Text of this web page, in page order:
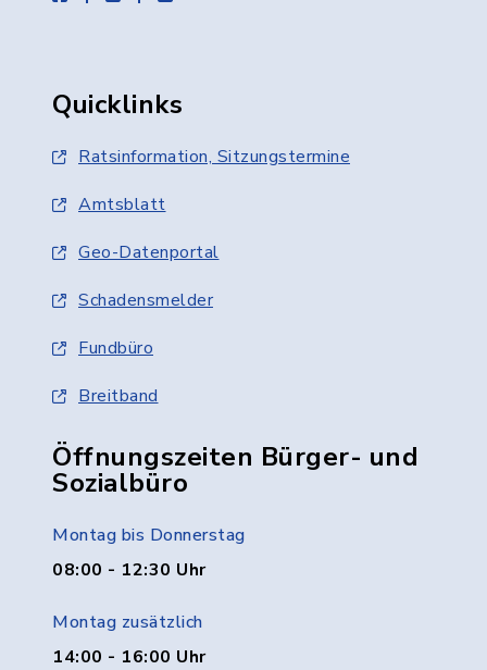
Quicklinks
Ratsinformation, Sitzungstermine
Amtsblatt
Geo-Datenportal
Schadensmelder
Fundbüro
Breitband
Öffnungszeiten Bürger- und
Sozialbüro
Montag bis Donnerstag
08:00 - 12:30 Uhr
Montag zusätzlich
14:00 - 16:00 Uhr